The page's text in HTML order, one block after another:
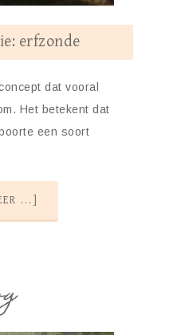
erfzonde
dat vooral
Het betekent dat
een soort
...]